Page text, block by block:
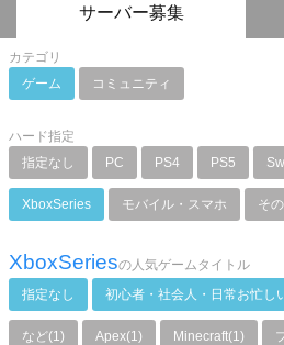
サーバー募集
カテゴリ
ゲーム
コミュニティ
ハード指定
指定なし
PC PS4 PS5
XboxSeries モバイル・スマホ そ
XboxSeriesの人気ゲームタイトル
指定なし
初心者・社会人・日常お忙し
など(1) Apex(1) Minecraft(1)